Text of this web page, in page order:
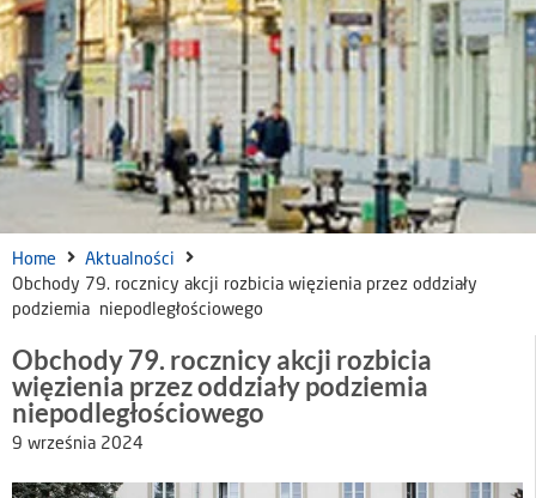
Home
Aktualności
Obchody 79. rocznicy akcji rozbicia więzienia przez oddziały
podziemia niepodległościowego
Obchody 79. rocznicy akcji rozbicia
więzienia przez oddziały podziemia
niepodległościowego
9 września 2024